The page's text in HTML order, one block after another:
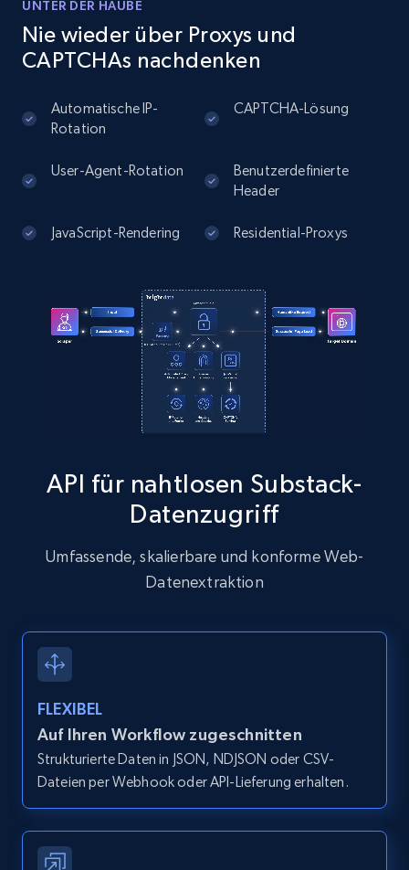
URL, User posted, Description, Hashtags, Num
comments, Date posted, Likes, Photos, and
Gratis testen
Instagram - Posts - Collects posts from a
specific URLs by using profile URL
URL, User posted, Description, Hashtags, Num
comments, Date posted, Likes, Photos, and
Gratis testen
Zillow properties listing information
Zpid, City, State, HomeStatus, Address,
IsListingClaimedByCurrentSignedInUser,
IsCurrentSignedInAgentResponsible, Bedrooms,
Zillow properties listing information -
Discover by custom filters - location, home
type and status
IsCurrentSignedInAgentResponsible, Bedrooms,
UNTER DER HAUBE
Nie wieder über Proxys und
CAPTCHAs nachdenken
Automatische IP-
Rotation
CAPTCHA-Lösung
User-Agent-Rotation
Benutzerdefinierte
Header
JavaScript-Rendering Residential-Proxys
API für nahtlosen Substack-
Datenzugriff
Umfassende, skalierbare und konforme Web-
Datenextraktion
FLEXIBEL
Auf Ihren Workflow zugeschnitten
Strukturierte Daten in JSON, NDJSON oder CSV-
Dateien per Webhook oder API-Lieferung erhalten.